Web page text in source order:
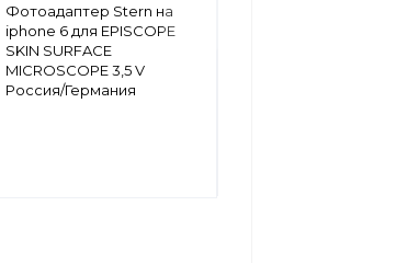
Фотоадаптер Stern на
iphone 6 для EPISCOPE
SKIN SURFACE
MICROSCOPE 3,5 V
Россия/Германия